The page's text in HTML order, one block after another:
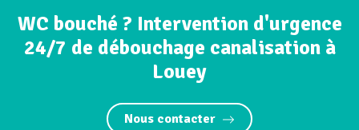
WC bouché ? Intervention d'urgence
24/7 de débouchage canalisation à
Louey
Nous contacter